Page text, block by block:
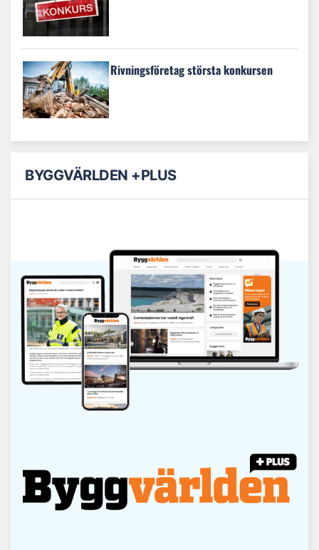
Rivningsföretag största konkursen
BYGGVÄRLDEN +PLUS